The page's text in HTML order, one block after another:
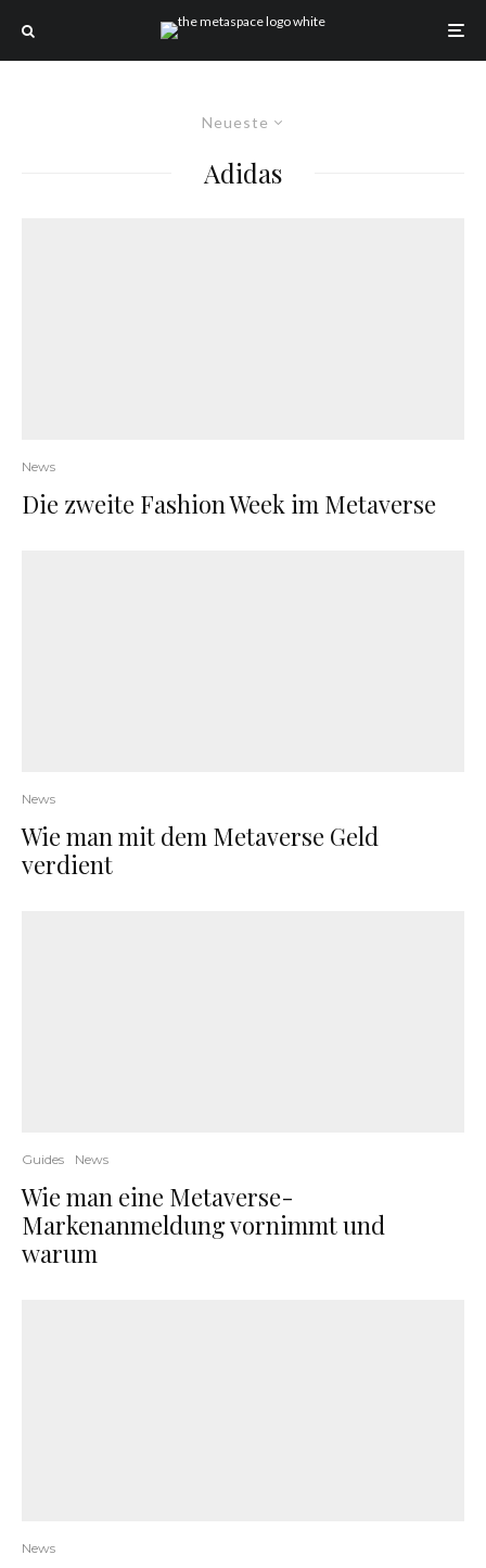
Neueste
Adidas
News
Die zweite Fashion Week im Metaverse
News
Wie man mit dem Metaverse Geld
verdient
Guides News
Wie man eine Metaverse-
Markenanmeldung vornimmt und
warum
News